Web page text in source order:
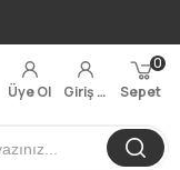
Üye Ol Giriş Yap Sepet
0